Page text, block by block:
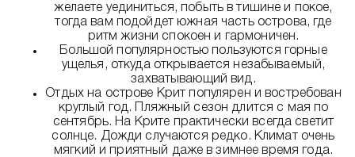
желаете уединиться, побыть в тишине и покое,
тогда вам подойдет южная часть острова, где
ритм жизни спокоен и гармоничен.
Большой популярностью пользуются горные
ущелья, откуда открывается незабываемый,
захватывающий вид.
Отдых на острове Крит популярен и востребован
круглый год. Пляжный сезон длится с мая по
сентябрь. На Крите практически всегда светит
солнце. Дожди случаются редко. Климат очень
мягкий и приятный даже в зимнее время года.